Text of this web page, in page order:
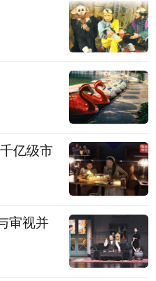
亿级市
审视并